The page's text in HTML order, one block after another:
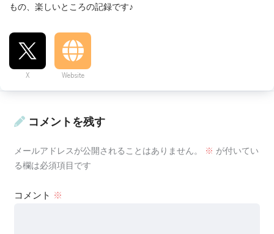
もの、楽しいところの記録です♪
X Website
コメントを残す
メールアドレスが公開されることはありません。 ※ が付いてい
る欄は必須項目です
コメント ※